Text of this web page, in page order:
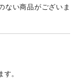
ない商品がございま
。